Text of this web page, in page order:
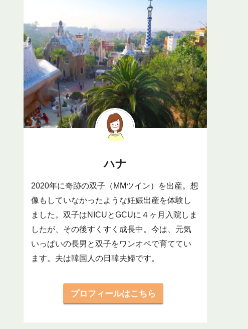
ハナ
2020年に奇跡の双子（MMツイン）を出産。想
像もしていなかったような妊娠出産を体験し
ました。双子はNICUとGCUに４ヶ月入院しま
したが、その後すくすく成長中。今は、元気
いっぱいの長男と双子をワンオペで育ててい
ます。夫は韓国人の日韓夫婦です。
プロフィールはこちら